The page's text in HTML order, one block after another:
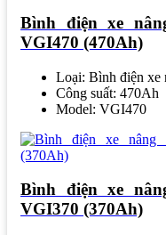
Bình điện xe
VGI470 (470Ah)
Loại: Bình điện xe
Công suất: 470Ah
Model: VGI470
Bình điện xe
VGI370 (370Ah)